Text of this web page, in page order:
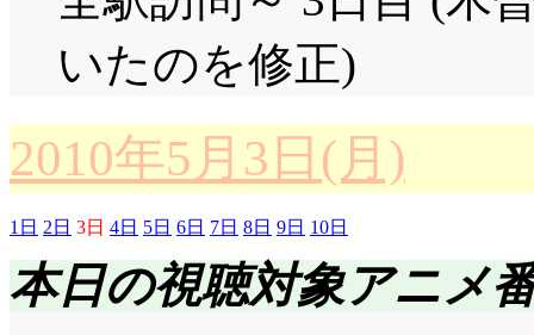
いたのを修正)
2010年5月3日(月)
1日 2日 3日 4日 5日 6日 7日 8日 9日 10日
本日の視聴対象アニメ